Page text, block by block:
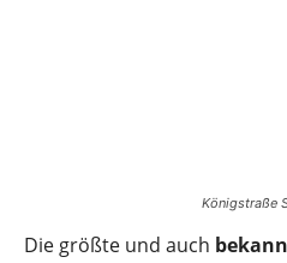
Königstraße
Die größte und auch